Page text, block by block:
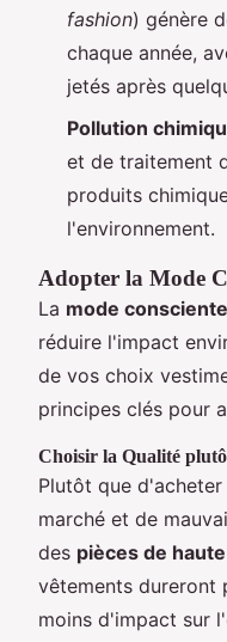
fashion) génère
chaque année,
jetés après
Pollution
et de traitement
produits
l'environnement.
Adopter la Mode
La mode consciente
réduire l'impact
de vos choix
principes clés pour
Choisir la Qualité
Plutôt que
marché et de
des pièces de
vêtements dureront
moins d'impact sur